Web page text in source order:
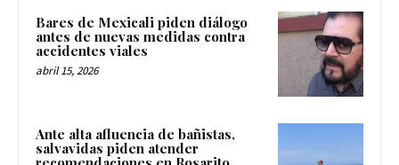
Bares de Mexicali piden diálogo
antes de nuevas medidas contra
accidentes viales
abril 15, 2026
Ante alta afluencia de bañistas,
salvavidas piden atender